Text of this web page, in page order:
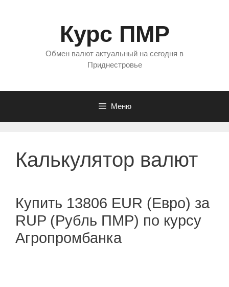
Курс ПМР
Обмен валют актуальный на сегодня в
Приднестровье
Меню
Калькулятор валют
Купить 13806 EUR (Евро) за
RUP (Рубль ПМР) по курсу
Агропромбанка